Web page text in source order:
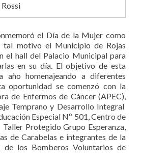
el Día de la Mujer como
tal motivo el Municipio de Rojas
el hall del Palacio Municipal para
en su día. El objetivo de esta
homenajeando a diferentes
oportunidad se comenzó con la
de Enfermos de Cáncer (APEC),
Temprano y Desarrollo Integral
Especial Nº 501, Centro de
Protegido Grupo Esperanza,
de Carabelas e integrantes de la
de los Bomberos Voluntarios de